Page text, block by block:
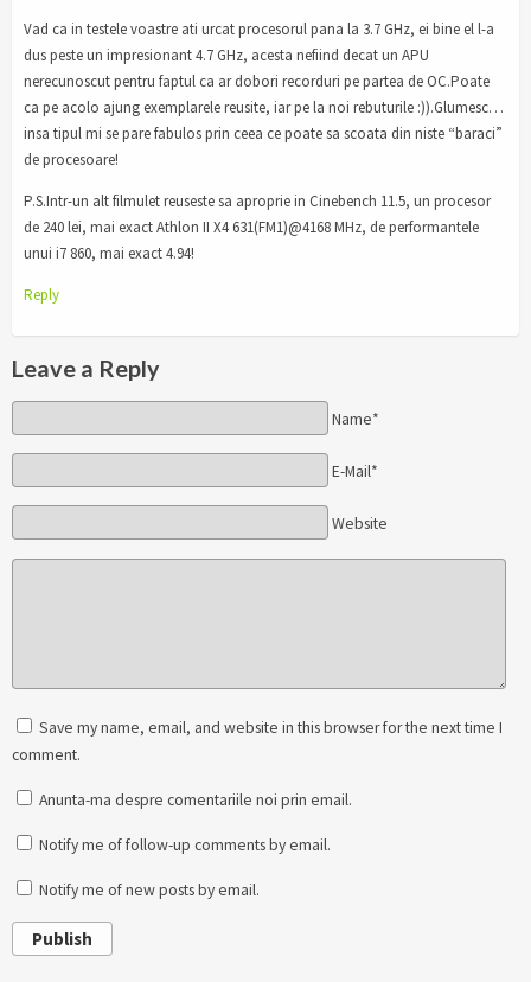
Vad ca in testele voastre ati urcat procesorul pana la 3.7 GHz, ei bine el l-a
dus peste un impresionant 4.7 GHz, acesta nefiind decat un APU
nerecunoscut pentru faptul ca ar dobori recorduri pe partea de OC.Poate
ca pe acolo ajung exemplarele reusite, iar pe la noi rebuturile :)).Glumesc…
insa tipul mi se pare fabulos prin ceea ce poate sa scoata din niste “baraci”
de procesoare!
P.S.Intr-un alt filmulet reuseste sa aproprie in Cinebench 11.5, un procesor
de 240 lei, mai exact Athlon II X4 631(FM1)@4168 MHz, de performantele
unui i7 860, mai exact 4.94!
Reply
Leave a Reply
Name*
E-Mail*
Website
Save my name, email, and website in this browser for the next time I
comment.
Anunta-ma despre comentariile noi prin email.
Notify me of follow-up comments by email.
Notify me of new posts by email.
Publish